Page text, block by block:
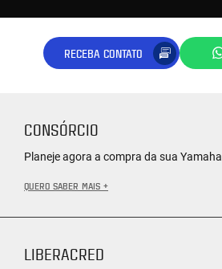
RECEBA CONTATO
CONSÓRCIO
Planeje agora a compra da sua Yamaha
QUERO SABER MAIS +
LIBERACRED